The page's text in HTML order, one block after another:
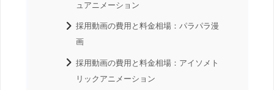
ュアニメーション
採用動画の費用と料金相場：パラパラ漫
画
採用動画の費用と料金相場：アイソメト
リックアニメーション